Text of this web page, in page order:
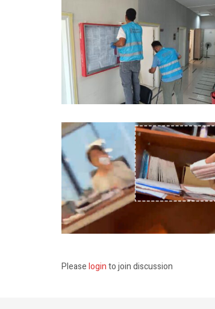
Pleaseloginto join discussion